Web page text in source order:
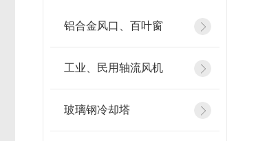
铝合金风口、百叶窗
工业、民用轴流风机
玻璃钢冷却塔